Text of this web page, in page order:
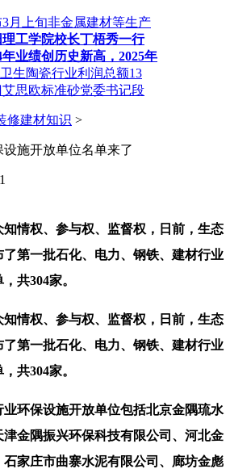
月上旬非金属建材等生产
工学院校长丁梧秀一行
业绩创历史新高，2025年
生陶瓷行业利润总额13
思欧标准砂党委书记段
修建材知识 >
施开放单位名单来了
权、参与权、监督权，日前，生态
第一批石化、电力、钢铁、建材行业
共304家。
权、参与权、监督权，日前，生态
第一批石化、电力、钢铁、建材行业
共304家。
保设施开放单位包括北京金隅琉水
金隅振兴环保科技有限公司、河北金
家庄市曲寨水泥有限公司、廊坊金彪